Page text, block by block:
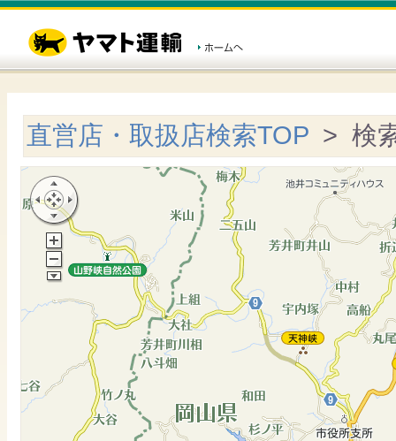
直営店・取扱店検索TOP > 検